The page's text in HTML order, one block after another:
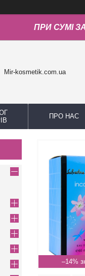
ПРИ СУМІ
Mir-kosmetik.com.ua
ПРО НАС
–14%